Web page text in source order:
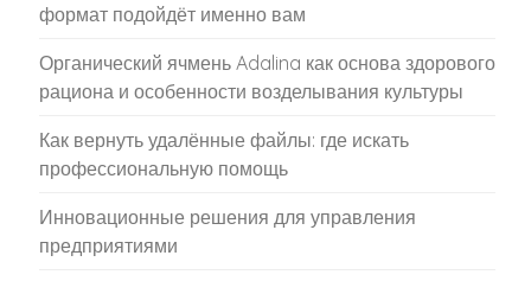
формат подойдёт именно вам
Органический ячмень Adalina как основа здорового
рациона и особенности возделывания культуры
Как вернуть удалённые файлы: где искать
профессиональную помощь
Инновационные решения для управления
предприятиями